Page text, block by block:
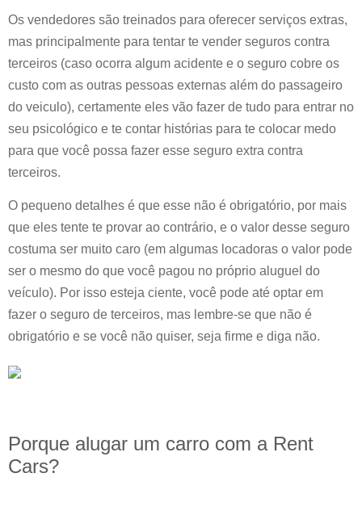
Os vendedores são treinados para oferecer serviços extras,
mas principalmente para tentar te vender seguros contra
terceiros (caso ocorra algum acidente e o seguro cobre os
custo com as outras pessoas externas além do passageiro
do veiculo), certamente eles vão fazer de tudo para entrar no
seu psicológico e te contar histórias para te colocar medo
para que você possa fazer esse seguro extra contra
terceiros.
O pequeno detalhes é que esse não é obrigatório, por mais
que eles tente te provar ao contrário, e o valor desse seguro
costuma ser muito caro (em algumas locadoras o valor pode
ser o mesmo do que você pagou no próprio aluguel do
veículo). Por isso esteja ciente, você pode até optar em
fazer o seguro de terceiros, mas lembre-se que não é
obrigatório e se você não quiser, seja firme e diga não.
Porque alugar um carro com a Rent
Cars?